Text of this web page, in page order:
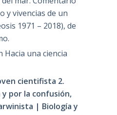
y vivencias de un
1971 – 2018), de
Hacia una ciencia
cientifista 2.
por la confusión,
| Biología y